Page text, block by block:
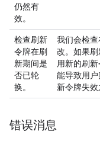
仍然有
效。
检查刷新
令牌在刷
新期间是
否已轮
换。
我们会检
改。如果
用新的刷
能导致用
新令牌失效
错误消息